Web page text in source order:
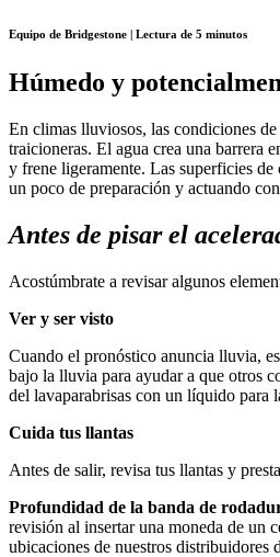
Equipo de Bridgestone | Lectura de 5 minutos
Húmedo y
En climas lluviosos, las condiciones
traicioneras. El agua crea una barrera
y frene ligeramente. Las superficies
un poco de preparación y actuando
Antes de pisar el
Acostúmbrate a revisar algunos
Ver y ser visto
Cuando el pronóstico anuncia lluvia,
bajo la lluvia para ayudar a que otros
del lavaparabrisas con un líquido para
Cuida tus llantas
Antes de salir, revisa tus llantas y
Profundidad de la banda de
revisión al insertar una moneda de un
ubicaciones de nuestros distribuidores